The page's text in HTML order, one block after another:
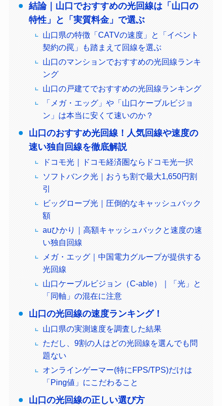
結論｜山口でおすすめの光回線は「山口の
特性」と「実質料金」で選ぶ
山口県の特徴「CATVの速度」と「イベント
契約の罠」も踏まえて回線を選ぶ
山口のマンションでおすすめの光回線ランキ
ング
山口の戸建てでおすすめの光回線ランキング
「メガ・エッグ」や「山口ケーブルビジョ
ン」は本当に安くて速いのか？
山口のおすすめ光回線！人気回線や速度の
速い独自回線を徹底解説
ドコモ光｜ドコモ経済圏ならドコモ光一択
ソフトバンク光｜おうち割で最大1,650円割
引
ビッグローブ光｜圧倒的なキャッシュバック
額
auひかり｜高額キャッシュバックと速度の速
い独自回線
メガ・エッグ｜中国電力グループが提供する
光回線
山口ケーブルビジョン（C-able）｜「光」と
「同軸」の混在に注意
山口の光回線の速度ランキング！
山口県の実測速度を調査した結果
ただし、9割の人はどの光回線を選んでも問
題ない
オンラインゲーマー(特にFPS/TPS)だけは
「Ping値」にこだわること
山口の光回線の正しい選び方